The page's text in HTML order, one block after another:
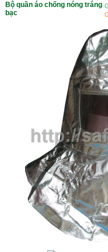
Bộ quần áo chống nóng tráng
bạc